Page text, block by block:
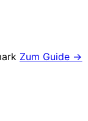
Zum Guide →